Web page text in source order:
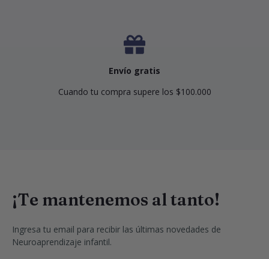
Envío gratis
Cuando tu compra supere los $100.000
¡Te mantenemos al tanto!
Ingresa tu email para recibir las últimas novedades de
Neuroaprendizaje infantil.